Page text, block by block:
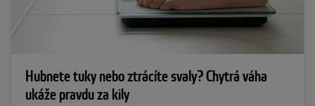
Hubnete tuky nebo ztrácíte svaly? Chytrá váha
ukáže pravdu za kily